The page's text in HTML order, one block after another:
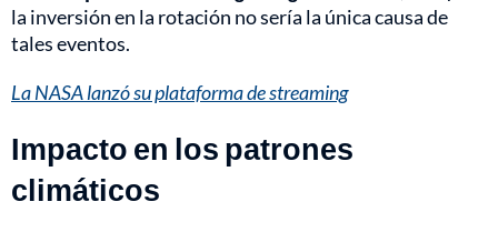
la inversión en la rotación no sería la única causa de
tales eventos.
La NASA lanzó su plataforma de streaming
Impacto en los patrones
climáticos